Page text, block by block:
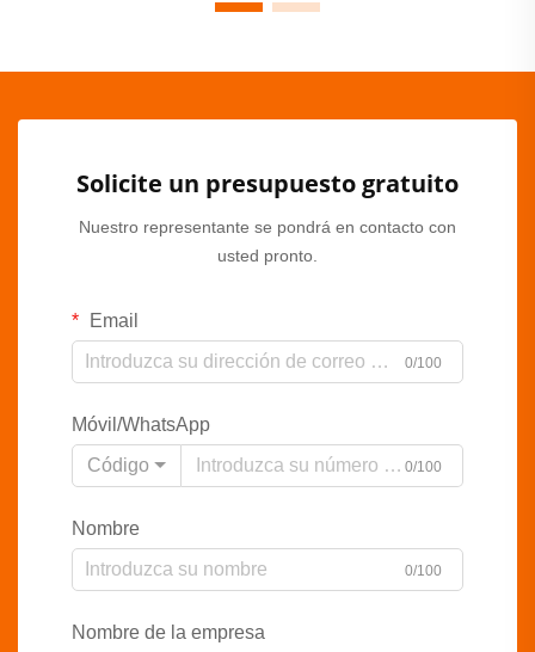
Solicite un presupuesto gratuito
Nuestro representante se pondrá en contacto con
usted pronto.
Email
0/100
Móvil/WhatsApp
Código
0/100
Nombre
0/100
Nombre de la empresa